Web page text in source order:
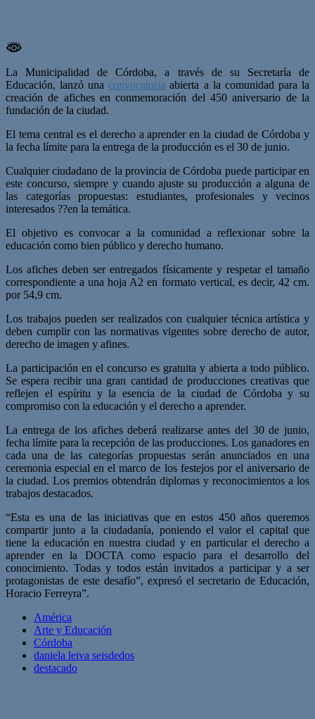
La Municipalidad de Córdoba, a través de su Secretaría de
Educación, lanzó una convocatoria abierta a la comunidad para la
creación de afiches en conmemoración del 450 aniversario de la
fundación de la ciudad.
El tema central es el derecho a aprender en la ciudad de Córdoba y
la fecha límite para la entrega de la producción es el 30 de junio.
Cualquier ciudadano de la provincia de Córdoba puede participar en
este concurso, siempre y cuando ajuste su producción a alguna de
las categorías propuestas: estudiantes, profesionales y vecinos
interesados ??en la temática.
El objetivo es convocar a la comunidad a reflexionar sobre la
educación como bien público y derecho humano.
Los afiches deben ser entregados físicamente y respetar el tamaño
correspondiente a una hoja A2 en formato vertical, es decir, 42 cm.
por 54,9 cm.
Los trabajos pueden ser realizados con cualquier técnica artística y
deben cumplir con las normativas vigentes sobre derecho de autor,
derecho de imagen y afines.
La participación en el concurso es gratuita y abierta a todo público.
Se espera recibir una gran cantidad de producciones creativas que
reflejen el espíritu y la esencia de la ciudad de Córdoba y su
compromiso con la educación y el derecho a aprender.
La entrega de los afiches deberá realizarse antes del 30 de junio,
fecha límite para la recepción de las producciones. Los ganadores en
cada una de las categorías propuestas serán anunciados en una
ceremonia especial en el marco de los festejos por el aniversario de
la ciudad. Los premios obtendrán diplomas y reconocimientos a los
trabajos destacados.
“Esta es una de las iniciativas que en estos 450 años queremos
compartir junto a la ciudadanía, poniendo el valor el capital que
tiene la educación en nuestra ciudad y en particular el derecho a
aprender en la DOCTA como espacio para el desarrollo del
conocimiento. Todas y todos están invitados a participar y a ser
protagonistas de este desafío”, expresó el secretario de Educación,
Horacio Ferreyra”.
América
Arte y Educación
Córdoba
daniela leiva seisdedos
destacado